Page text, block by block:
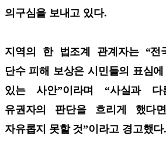
의구심을 보내고 있다.
지역의 한 법조계 관계자는 “전
단수 피해 보상은 시민들의 표심
있는 사안”이라며 “사실과
유권자의 판단을 흐리게 했다
자유롭지 못할 것”이라고 경고했다.